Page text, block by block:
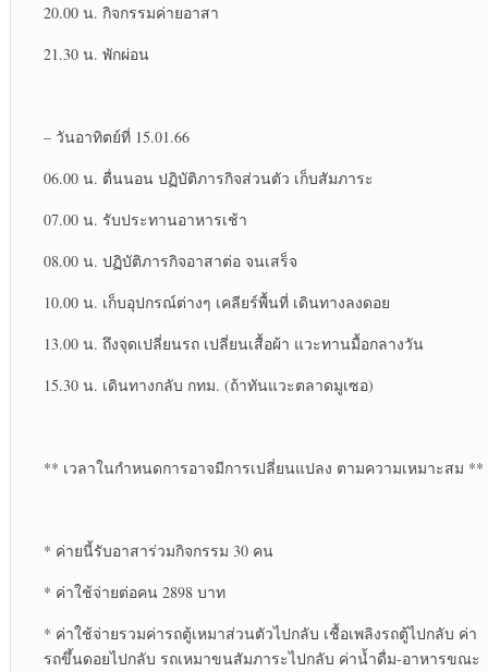
20.00 น. กิจกรรมค่ายอาสา
21.30 น. พักผ่อน
– วันอาทิตย์​ที่ 15.01.66
06.00 น. ตื่นนอน ปฏิบัติ​ภารกิจ​ส่วนตัว​ เก็บสัมภาระ​
07.00 น. รับประทาน​อาหาร​เช้า
08.00 น. ปฏิบัติ​ภารกิจ​อาสาต่อ จนเสร็จ​
10.00 น. เก็บอุปกรณ์​ต่างๆ เคลียร์​พื้นที่ เดินทางลงดอย
13.00 น. ถึงจุดเปลี่ยน​รถ เปลี่ยนเสื้อผ้า แวะทานมื้อกลางวัน​
15.30 น. เดินทางกลับ กทม. (ถ้าทันแวะตลาดมูเซอ)​
** เวลาในกำหนดการอาจมีการเปลี่ยนแปลง ตามความเหมาะสม **
* ค่ายนี้รับอาสาร่วม​กิจกรรม​ 30 คน
* ค่าใช้จ่ายต่อคน 2898 บาท
* ค่าใช้จ่าย​รวมค่ารถตู้​เหมาส่วนตัวไปกลับ เชื้อเพลิงรถตู้ไปกลับ ค่า
รถขึ้นดอยไปกลับ รถเหมาขนสัมภาระ​ไปกลับ ค่าน้ำดื่ม-อาหารขณะ​